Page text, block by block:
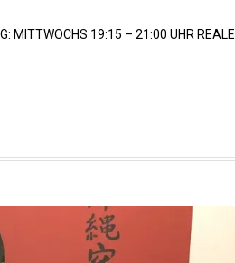
MITTWOCHS 19:15 – 21:00 UHR REALE